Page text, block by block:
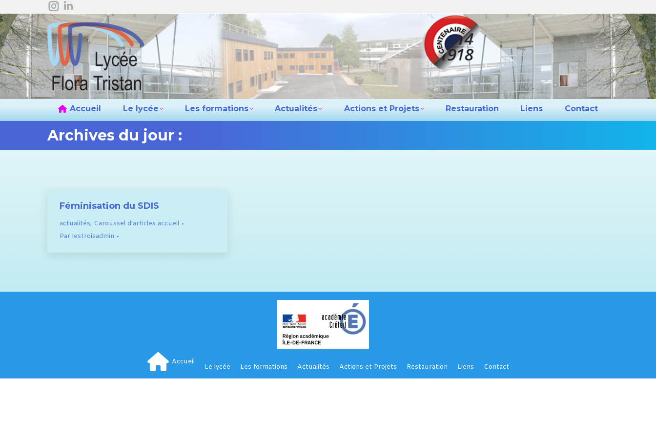
La
page
Instagram
s'ouvre
dans
une
nouvelle
fenêtre
La
page
LinkedIn
s'ouvre
dans
une
nouvelle
fenêtre
Accueil Le lycée Les formations Actualités Actions et Projets Restauration Liens Contact
Archives du jour :
êtes
Féminisation du SDIS
actualités, Caroussel d'articles accueil
Par lestroisadmin
Accueil
Le lycée Les formations Actualités Actions et Projets Restauration Liens Contact
Accueil Le lycée Actions et Projets Restauration Liens
Contact